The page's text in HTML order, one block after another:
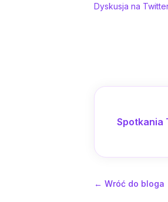
Dyskusja na
Spotkania
← Wróć do bloga